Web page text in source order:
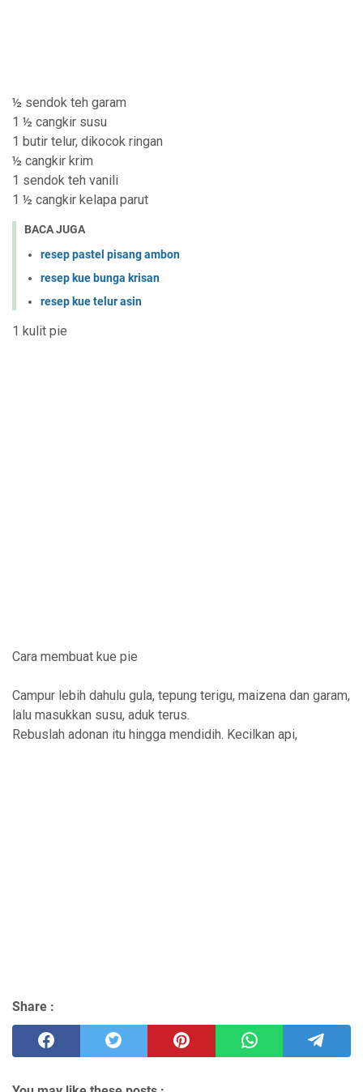
½ sendok teh garam
1 ½ cangkir susu
1 butir telur, dikocok ringan
½ cangkir krim
1 sendok teh vanili
1 ½ cangkir kelapa parut
BACA JUGA
resep pastel pisang ambon
resep kue bunga krisan
resep kue telur asin
1 kulit pie
Cara membuat kue pie
Campur lebih dahulu gula, tepung terigu, maizena dan garam,
lalu masukkan susu, aduk terus.
Rebuslah adonan itu hingga mendidih. Kecilkan api,
Share :